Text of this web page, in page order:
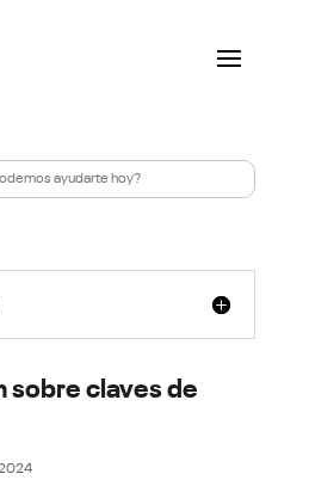
sobre claves de